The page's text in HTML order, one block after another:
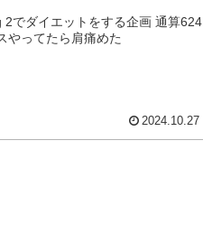
でダイエットをする企画 通算624
やってたら肩痛めた
2024.10.27